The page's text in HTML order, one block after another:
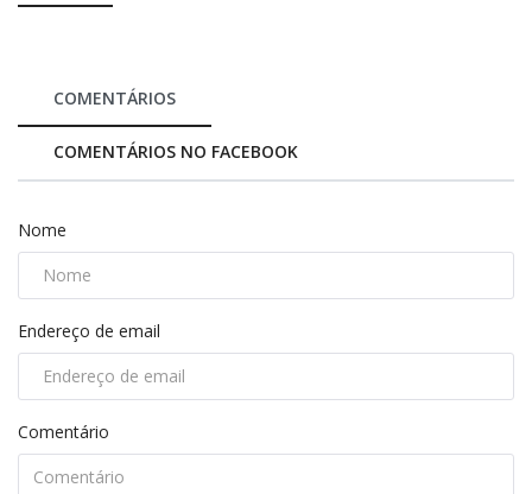
COMENTÁRIOS
COMENTÁRIOS NO FACEBOOK
Nome
Endereço de email
Comentário